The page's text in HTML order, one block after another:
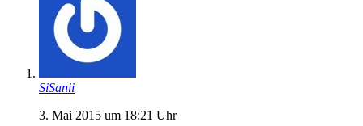
SiSanii
3. Mai 2015 um 18:21 Uhr